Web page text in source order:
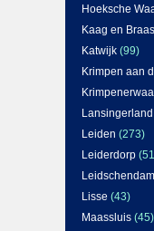
Hoeksche
Kaag en
Katwijk (99)
Krimpen aan
Lansingerland
Leiden (273)
Leiderdorp
Lisse (43)
Maassluis (45)